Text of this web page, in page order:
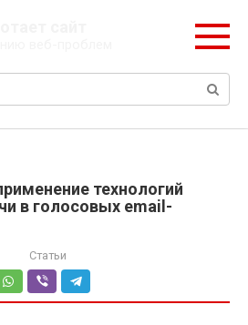
технологий
в голосовых email-
Статьи